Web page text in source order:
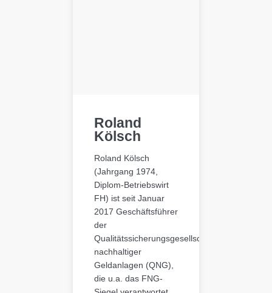
Roland
Kölsch
Roland Kölsch
(Jahrgang 1974,
Diplom-Betriebswirt
FH) ist seit Januar
2017 Geschäftsführer
der
Qualitätssicherungsgesellschaft
nachhaltiger
Geldanlagen (QNG),
die u.a. das FNG-